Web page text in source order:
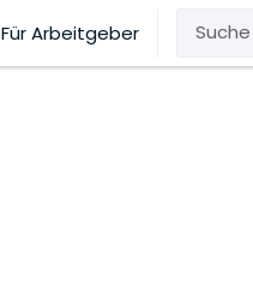
Für Arbeitgeber